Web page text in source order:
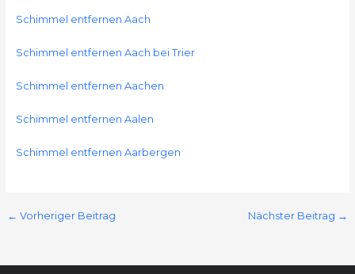
Schimmel entfernen Aach
Schimmel entfernen Aach bei Trier
Schimmel entfernen Aachen
Schimmel entfernen Aalen
Schimmel entfernen Aarbergen
← Vorheriger Beitrag Nächster Beitrag →